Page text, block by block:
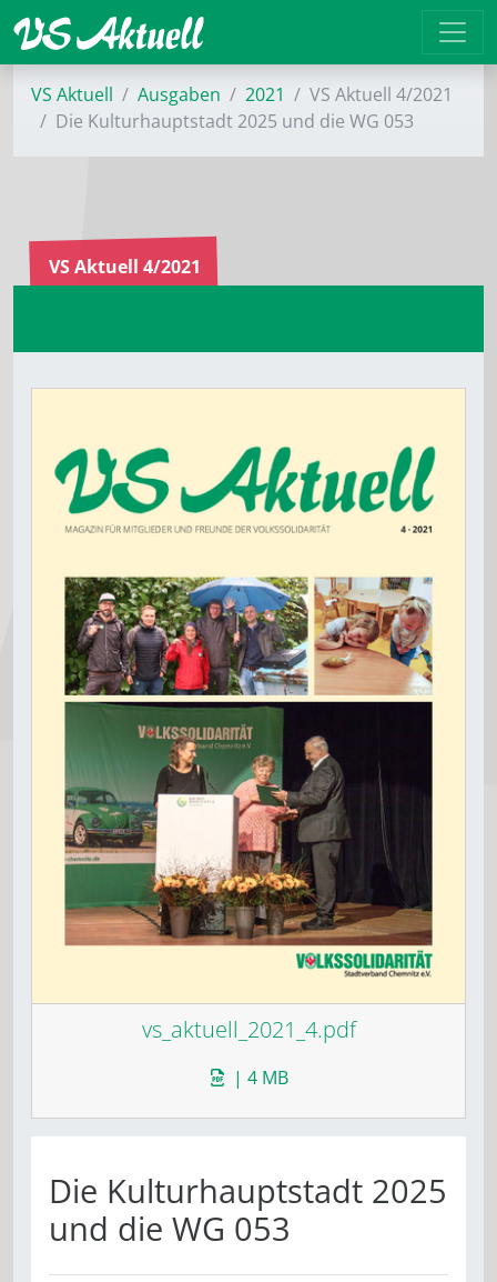
VS Aktuell Ausgaben 2021
VS Aktuell 4/2021
Die Kulturhauptstadt 2025 und die WG 053
VS Aktuell 4/2021
vs_aktuell_2021_4.pdf
| 4 MB
Die Kulturhauptstadt 2025
und die WG 053